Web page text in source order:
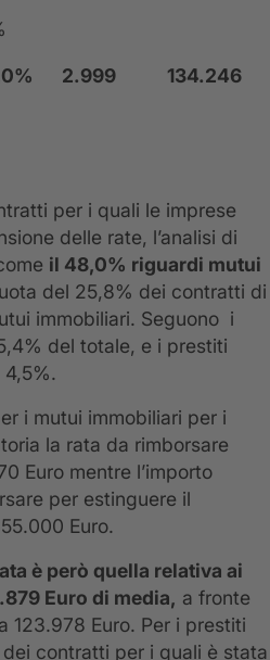
2.999
134.246
per i quali le imprese
delle rate, l’analisi di
il 48,0% riguardi mutui
del 25,8% dei contratti di
immobiliari. Seguono i
del totale, e i prestiti
4,5%.
i mutui immobiliari per i
la rata da rimborsare
Euro mentre l’importo
per estinguere il
Euro.
è però quella relativa ai
Euro di media, a fronte
123.978 Euro. Per i prestiti
contratti per i quali è stata